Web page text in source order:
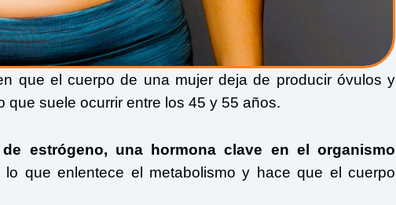
que el cuerpo de una mujer deja de producir óvulos y
que suele ocurrir entre los 45 y 55 años.
estrógeno, una hormona clave en el organismo
lo que enlentece el metabolismo y hace que el cuerpo